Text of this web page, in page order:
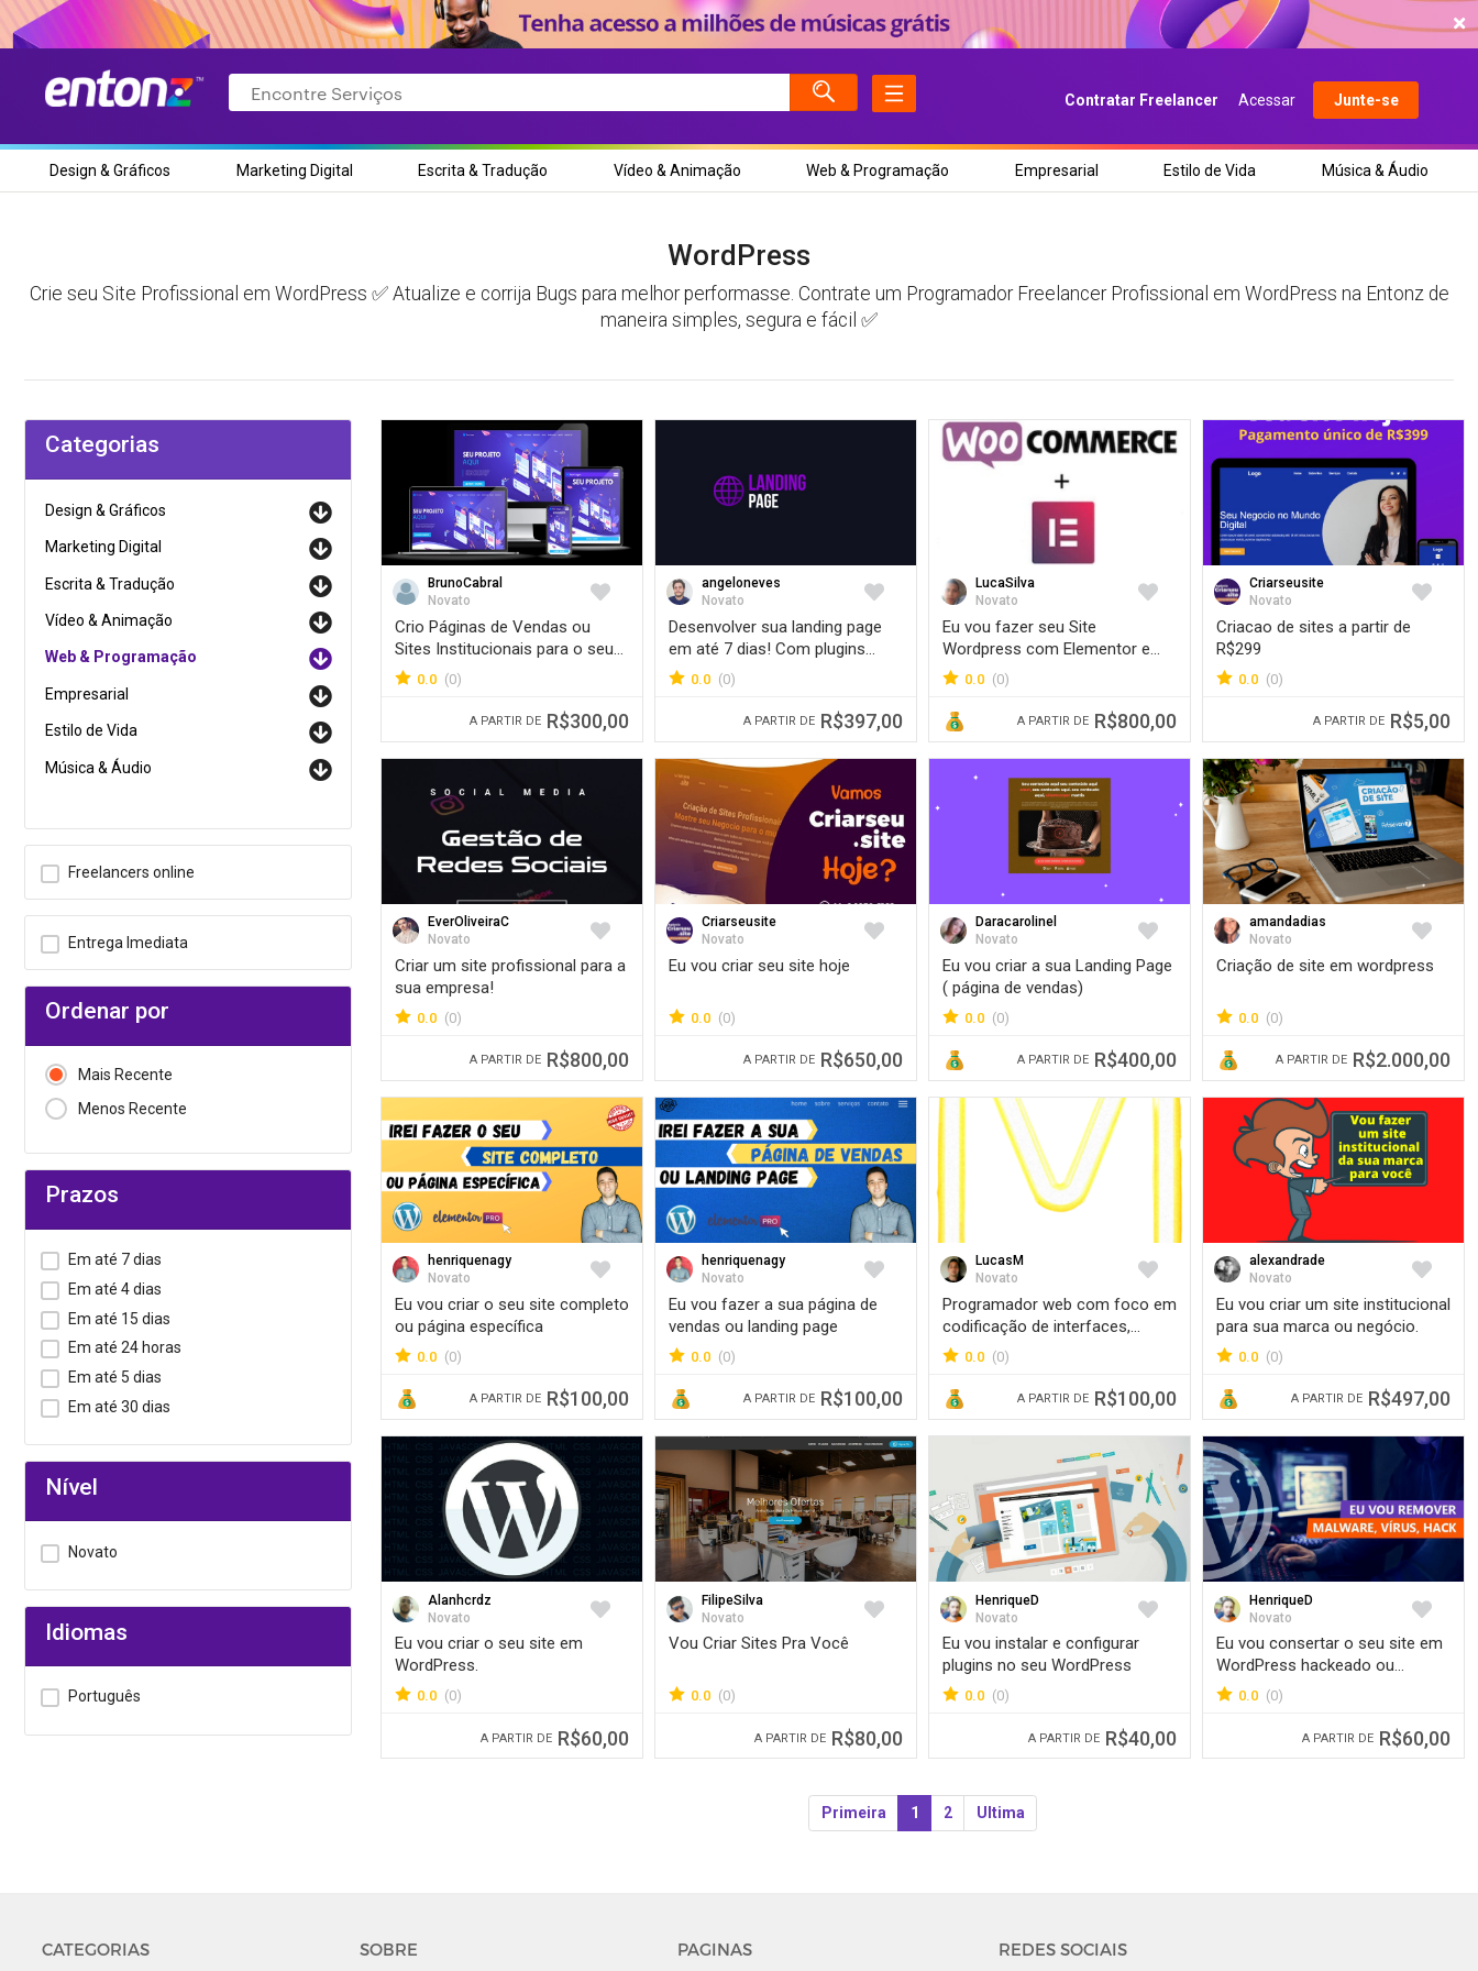
COMEÇAR AGORA
Pesquisar
itens
Contratar Freelancer Acessar Junte-se
Design & Gráficos Marketing Digital Escrita & Tradução Vídeo & Animação Web & Programação Empresarial Estilo de Vida Música & Áudio
WordPress
Crie seu Site Profissional em WordPress ✅ Atualize e corrija Bugs para melhor performasse. Contrate um Programador Freelancer Profissional em WordPress na Entonz de
maneira simples, segura e fácil ✅
Categorias
Design & Gráficos
Marketing Digital
Escrita & Tradução
Vídeo & Animação
Web & Programação
Empresarial
Estilo de Vida
Música & Áudio
Freelancers online
Entrega Imediata
Ordenar por
Mais Recente
Menos Recente
Prazos
Em até 7 dias
Em até 4 dias
Em até 15 dias
Em até 24 horas
Em até 5 dias
Em até 30 dias
Nível
Novato
Idiomas
Português
BrunoCabral
Novato
Favorite
Crio Páginas de Vendas ou
Sites Institucionais para o seu
negócio
0.0 (0)
A PARTIR DE R$300,00
angeloneves
Novato
Favorite
Desenvolver sua landing page
em até 7 dias! Com plugins
originais
0.0 (0)
A PARTIR DE R$397,00
LucaSilva
Novato
Favorite
Eu vou fazer seu Site
Wordpress com Elementor e
SEO0.0 (0)
A PARTIR DE R$800,00
Criarseusite
Novato
Favorite
Criacao de sites a partir de
R$299
0.0 (0)
A PARTIR DE R$5,00
EverOliveiraC
Novato
Favorite
Criar um site profissional para a
sua empresa!
0.0 (0)
A PARTIR DE R$800,00
Criarseusite
Novato
Favorite
Eu vou criar seu site hoje
0.0 (0)
A PARTIR DE R$650,00
Daracarolinel
Novato
Favorite
Eu vou criar a sua Landing Page
( página de vendas)
0.0 (0)
A PARTIR DE R$400,00
amandadias
Novato
Favorite
Criação de site em wordpress
0.0 (0)
A PARTIR DE R$2.000,00
henriquenagy
Novato
Favorite
Eu vou criar o seu site completo
ou página específica
0.0 (0)
A PARTIR DE R$100,00
henriquenagy
Novato
Favorite
Eu vou fazer a sua página de
vendas ou landing page
0.0 (0)
A PARTIR DE R$100,00
LucasM
Novato
Favorite
Programador web com foco em
codificação de interfaces,
wordpress.
0.0 (0)
A PARTIR DE R$100,00
alexandrade
Novato
Favorite
Eu vou criar um site institucional
para sua marca ou negócio.
0.0 (0)
A PARTIR DE R$497,00
Alanhcrdz
Novato
Favorite
Eu vou criar o seu site em
WordPress.
0.0 (0)
A PARTIR DE R$60,00
FilipeSilva
Novato
Favorite
Vou Criar Sites Pra Você
0.0 (0)
A PARTIR DE R$80,00
HenriqueD
Novato
Favorite
Eu vou instalar e configurar
plugins no seu WordPress
0.0 (0)
A PARTIR DE R$40,00
HenriqueD
Novato
Favorite
Eu vou consertar o seu site em
WordPress hackeado ou
invadido
0.0 (0)
A PARTIR DE R$60,00
Primeira 1 2 Ultima
CATEGORIAS SOBRE PAGINAS REDES SOCIAIS